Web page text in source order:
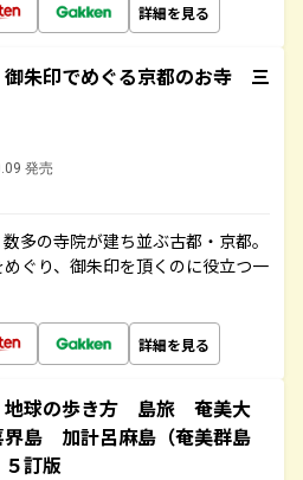
詳細を見る
朱印でめぐる京都のお寺 三
発売
多の寺院が建ち並ぶ古都・京都。
ぐり、御朱印を頂くのに役立つ一
詳細を見る
球の歩き方 島旅 奄美大
島 加計呂麻島（奄美群島
訂版